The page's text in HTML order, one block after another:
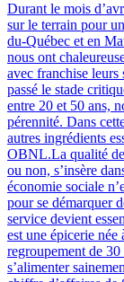
Durant le mois
sur le terrain pour
du-Québec et en
nous ont
avec franchise leurs
passé le stade
entre 20 et 50 ans,
pérennité. Dans
autres ingrédients
OBNL.La qualité
ou non, s’insère
économie sociale
pour se démarquer
service devient
est une épicerie
regroupement de
s’alimenter